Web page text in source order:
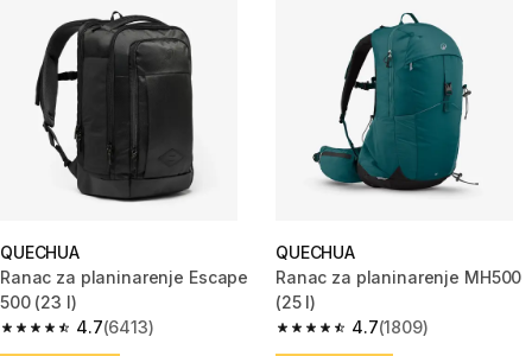
QUECHUA
Ranac za planinarenje Escape
500 (23 l)
4.7
4.7 od 5 zvezdica from 6413 Recenzije
(6413)
QUECHUA
Ranac za planinarenje MH500
(25 l)
4.7
4.7 od 5 zvezdica from 1809
(1809)